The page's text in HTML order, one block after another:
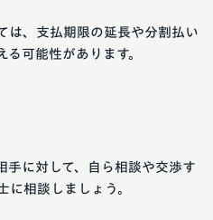
は、支払期限の延長や分割払い
可能性があります。
手に対して、自ら相談や交渉す
に相談しましょう。